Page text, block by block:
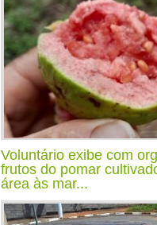
Voluntário exibe com
frutos do pomar
área às mar...